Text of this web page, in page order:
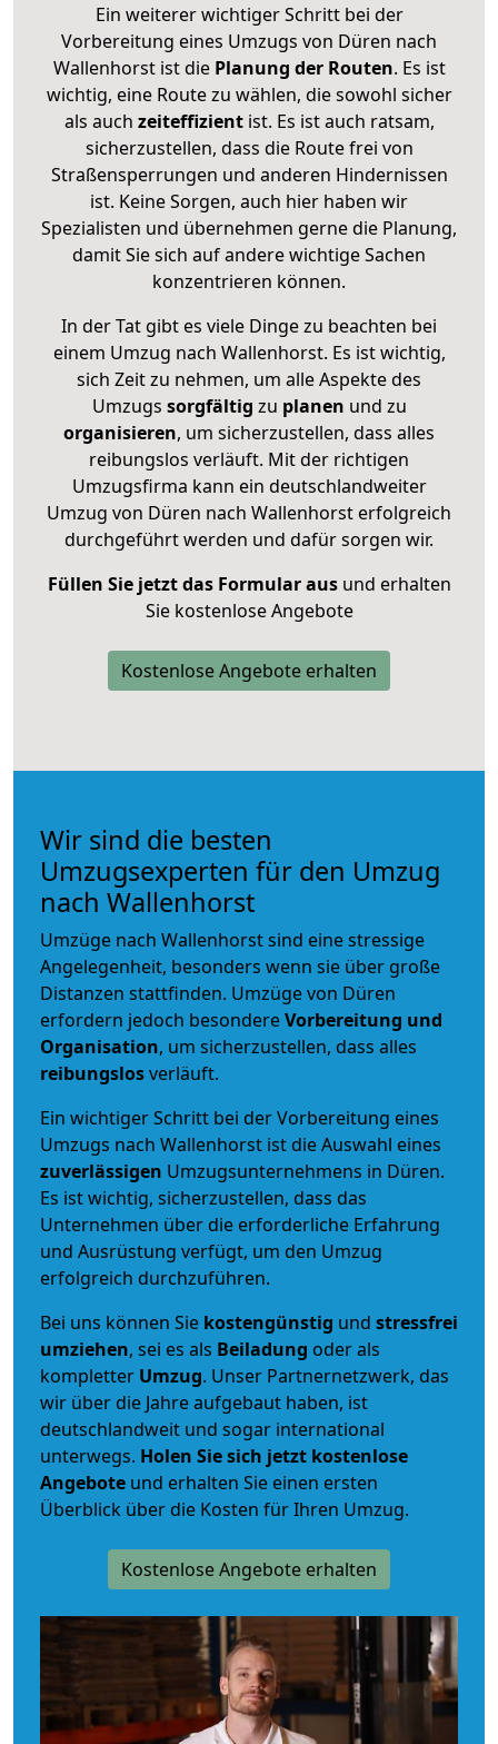
Ein weiterer wichtiger Schritt bei der
Vorbereitung eines Umzugs von Düren nach
Wallenhorst ist diePlanung der Routen. Es ist
wichtig, eine Route zu wählen, die sowohl sicher
als auch zeiteffizientist. Es ist auch ratsam,
sicherzustellen, dass die Route frei von
Straßensperrungen und anderen Hindernissen
ist. Keine Sorgen, auch hier haben wir
Spezialisten und übernehmen gerne die Planung,
damit Sie sich auf andere wichtige Sachen
konzentrieren können.
In der Tat gibt es viele Dinge zu beachten bei
einem Umzug nach Wallenhorst. Es ist wichtig,
sich Zeit zu nehmen, um alle Aspekte des
Umzugs sorgfältig zu planen und zu
organisieren, um sicherzustellen, dass alles
reibungslos verläuft. Mit der richtigen
Umzugsfirma kann ein deutschlandweiter
Umzug von Düren nach Wallenhorst erfolgreich
durchgeführt werden und dafür sorgen wir.
Füllen Sie jetzt das Formular ausund erhalten
Sie kostenlose Angebote
Kostenlose Angebote erhalten
Wir sind die besten
Umzugsexperten für den Umzug
nach Wallenhorst
Umzüge nach Wallenhorst sind eine stressige
Angelegenheit, besonders wenn sie über große
Distanzen stattfinden. Umzüge von Düren
erfordern jedoch besondereVorbereitung und
Organisation, um sicherzustellen, dass alles
reibungslosverläuft.
Ein wichtiger Schritt bei der Vorbereitung eines
Umzugs nach Wallenhorst ist die Auswahl eines
zuverlässigen Umzugsunternehmens in Düren.
Es ist wichtig, sicherzustellen, dass das
Unternehmen über die erforderliche Erfahrung
und Ausrüstung verfügt, um den Umzug
erfolgreich durchzuführen.
Bei uns können Sie kostengünstig und stressfrei
umziehen, sei es als Beiladung oder als
kompletter Umzug. Unser Partnernetzwerk, das
wir über die Jahre aufgebaut haben, ist
deutschlandweit und sogar international
unterwegs. Holen Sie sich jetzt kostenlose
Angebote und erhalten Sie einen ersten
Überblick über die Kosten für Ihren Umzug.
Kostenlose Angebote erhalten